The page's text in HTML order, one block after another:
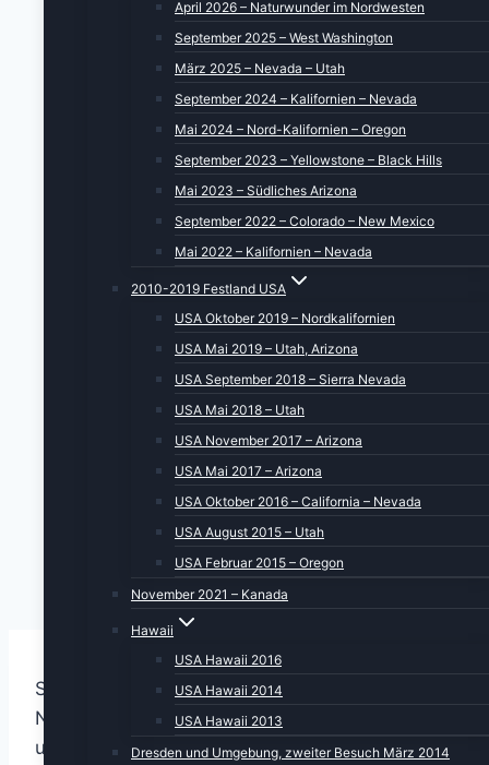
April 2026 – Naturwunder im Nordwesten
September 2025 – West Washington
März 2025 – Nevada – Utah
September 2024 – Kalifornien – Nevada
Mai 2024 – Nord-Kalifornien – Oregon
September 2023 – Yellowstone – Black Hills
Mai 2023 – Südliches Arizona
September 2022 – Colorado – New Mexico
Mai 2022 – Kalifornien – Nevada
2010-2019 Festland USA
USA Oktober 2019 – Nordkalifornien
USA Mai 2019 – Utah, Arizona
USA September 2018 – Sierra Nevada
USA Mai 2018 – Utah
USA November 2017 – Arizona
USA Mai 2017 – Arizona
USA Oktober 2016 – California – Nevada
USA August 2015 – Utah
USA Februar 2015 – Oregon
November 2021 – Kanada
Hawaii
USA Hawaii 2016
USA Hawaii 2014
USA Hawaii 2013
Dresden und Umgebung, zweiter Besuch März 2014
Schaaade, wir müssen Flagstaff verlassen.
Nicht nur, dass wir es sehr genossen haben,
unser Zweiraumstudio zu bewohnen. Irgendwie